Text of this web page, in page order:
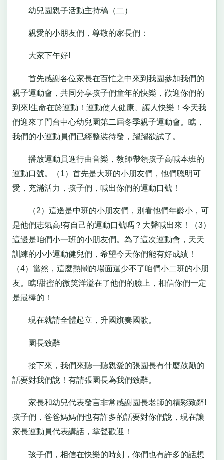
幼兒園親子活動主持稿（二）
親愛的小朋友們，尊敬的家長們：
大家下午好!
首先感謝各位家長在百忙之中來到我園參加我們的
親子運動會，共同分享孩子們童年的快樂，歡迎你們的
到來!生命在於運動！運動使人健康、讓人快樂！今天我
們迎來了門台中心幼兒園第二屆冬季親子運動會。瞧，
我們的小運動員們已經整裝待發，躍躍欲試了。
播放運動員進行曲音樂，教師帶領孩子高喊本班的
運動口號。（1）首先是大班的小朋友們，他們聰明可
愛，充滿活力，孩子們，喊出你們的運動口號！
（2）這邊是中班的小朋友們，別看他們年齡小，可
是他們志氣高!有自己的運動口號嗎？大聲喊出來！（3）
這邊是咱們小一班的小朋友們。為了這次運動會，天天
訓練的小小運動健兒們，希望今天你們能有好成績！
（4）當然，這麼熱鬧的場面還少不了咱們小二班的小朋
友。瞧!甜蜜的微笑洋溢在了他們的臉上，相信你們一定
是最棒的！
現在就請全體起立，升國旗奏國歌。
園長致辭
接下來，我們來聽一聽親愛的張園長有什麼鼓勵的
話要對我們說！有請張園長為我們致辭。
家長和幼兒代表發言非常感謝園長老師的精彩致辭!
孩子們，爸爸媽媽們也有許多的話要對你們說，現在讓
家長運動員代表講話，掌聲歡迎！
孩子們，相信在快樂的時刻，你們也有許多的話想